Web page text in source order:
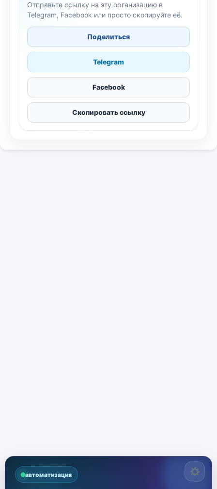
Отправьте ссылку на эту организацию в
Telegram, Facebook или просто скопируйте её.
Поделиться
Telegram
Facebook
Скопировать ссылку
автоматизация